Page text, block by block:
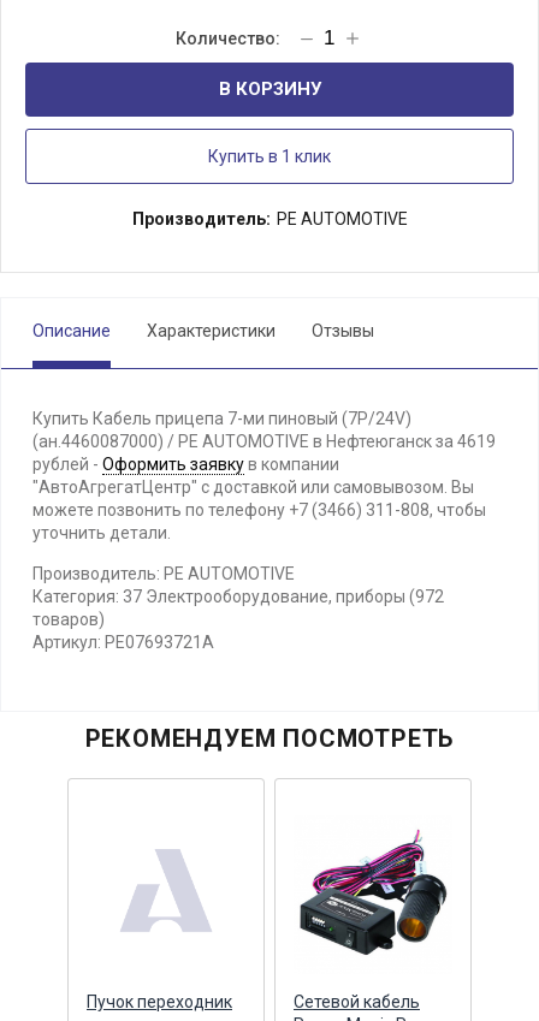
В КОРЗИНУ
Купить в 1 клик
Производитель: PE AUTOMOTIVE
Описание Характеристики Отзывы
Купить Кабель прицепа 7-ми пиновый (7P/24V)
(ан.4460087000) / PE AUTOMOTIVE в Нефтеюганск за 4619
рублей - Оформить заявкув компании
"АвтоАгрегатЦентр" с доставкой или самовывозом. Вы
можете позвонить по телефону +7 (3466) 311-808, чтобы
уточнить детали.
Производитель: PE AUTOMOTIVE
Категория: 37 Электрооборудование, приборы (972
товаров)
Артикул: PE07693721A
РЕКОМЕНДУЕМ ПОСМОТРЕТЬ
Пучок переходник
Сетевой кабель